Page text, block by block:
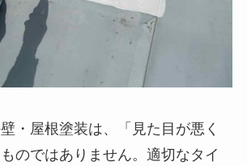
・屋根塗装は、「見た目が悪く
のではありません。適切なタイ